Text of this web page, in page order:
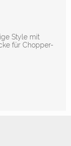
Style mit
für Chopper-